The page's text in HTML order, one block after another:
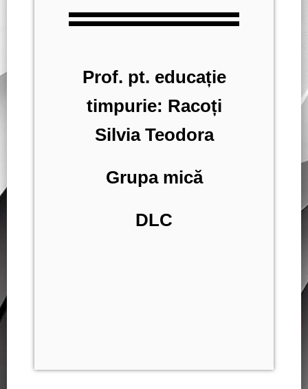
Prof. pt. educație
timpurie: Racoți
Silvia Teodora
Grupa mică
DLC